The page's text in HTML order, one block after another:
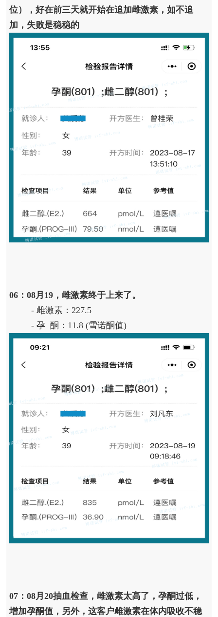
位），好在前三天就开始在追加雌激素，如不追
加，失败是稳稳的
06：08月19，雌激素终于上来了。
- 雌激素：227.5
- 孕 酮：11.8 (雪诺酮值)
07：08月20抽血检查，雌激素太高了，孕酮过低，
增加孕酮值，另外，这客户雌激素在体内吸收不稳